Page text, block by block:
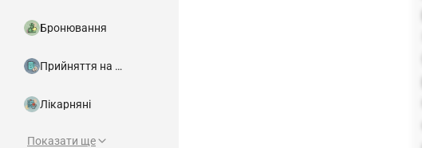
Бронювання
Прийняття на роботу
Лікарняні
Показати ще